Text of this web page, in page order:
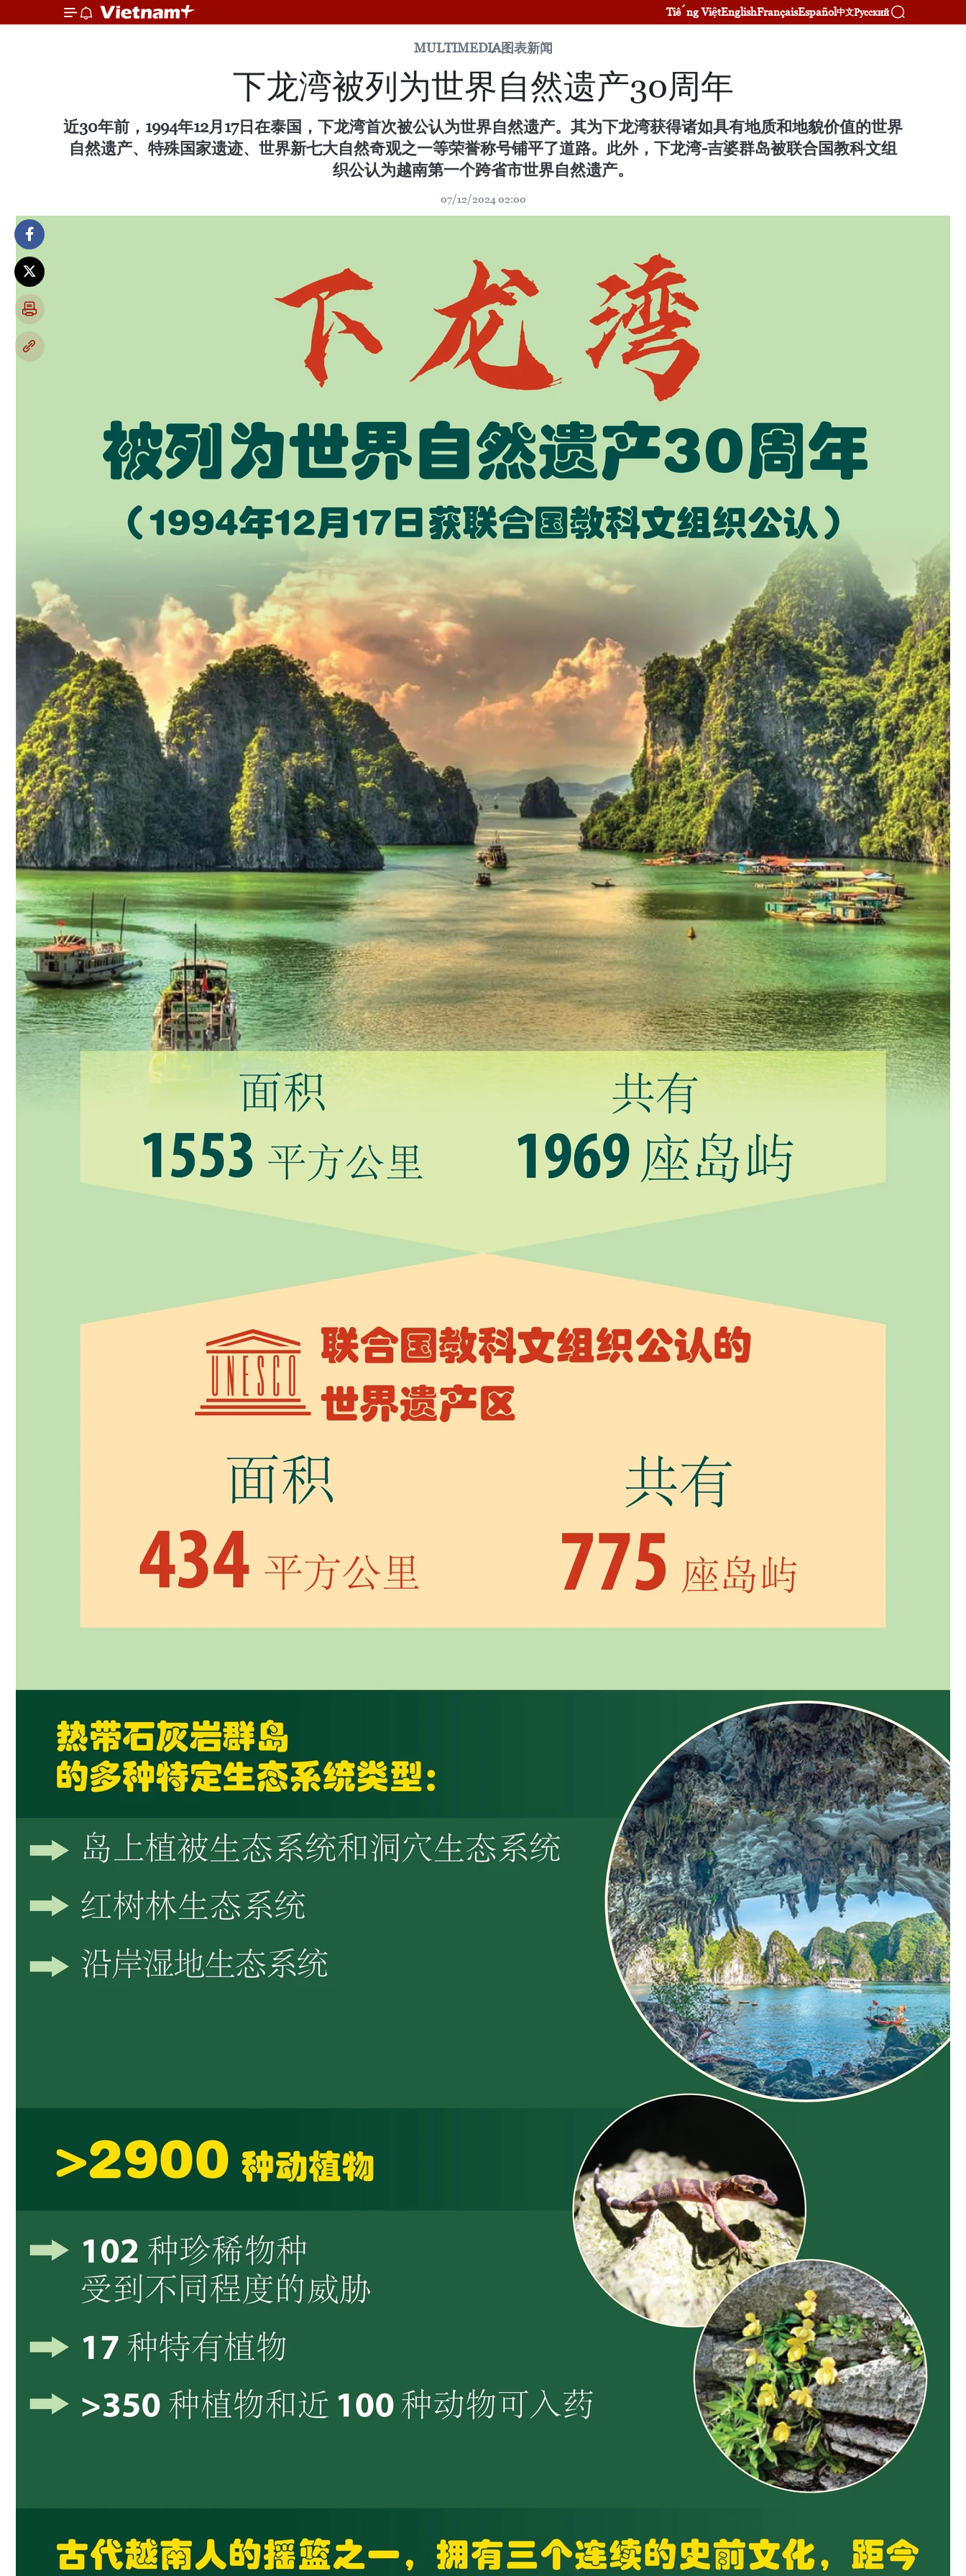
Tiếng ViệtEnglishFrançaisEspañol中文Русский
MULTIMEDIA图表新闻
下龙湾被列为世界自然遗产30周年
近30年前，1994年12月17日在泰国，下龙湾首次被公认为世界自然遗产。其为下龙湾获得诸如具有地质和地貌价值的世界
自然遗产、特殊国家遗迹、世界新七大自然奇观之一等荣誉称号铺平了道路。此外，下龙湾-吉婆群岛被联合国教科文组
织公认为越南第一个跨省市世界自然遗产。
07/12/2024 02:00